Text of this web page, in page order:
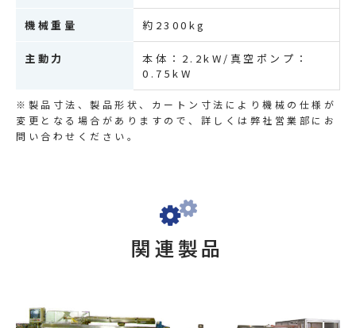
機械重量 約2300kg
主動力
本体：2.2kW/真空ポンプ：
0.75kW
※製品寸法、製品形状、カートン寸法により機械の仕様が
変更となる場合がありますので、詳しくは弊社営業部にお
問い合わせください。
関連製品